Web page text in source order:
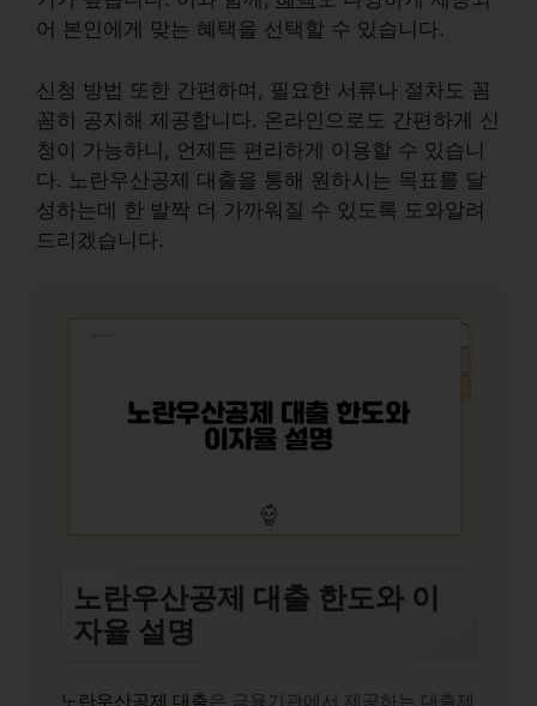
어 본인에게 맞는 혜택을 선택할 수 있습니다.
신청 방법 또한 간편하며, 필요한 서류나 절차도 꼼
꼼히 공지해 제공합니다. 온라인으로도 간편하게 신
청이 가능하니, 언제든 편리하게 이용할 수 있습니
다. 노란우산공제 대출을 통해 원하시는 목표를 달
성하는데 한 발짝 더 가까워질 수 있도록 도와알려
드리겠습니다.
노란우산공제 대출 한도와 이
자율 설명
노란우산공제 대출은 금융기관에서 제공하는 대출제